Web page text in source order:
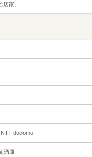
家。
docomo
酒庫